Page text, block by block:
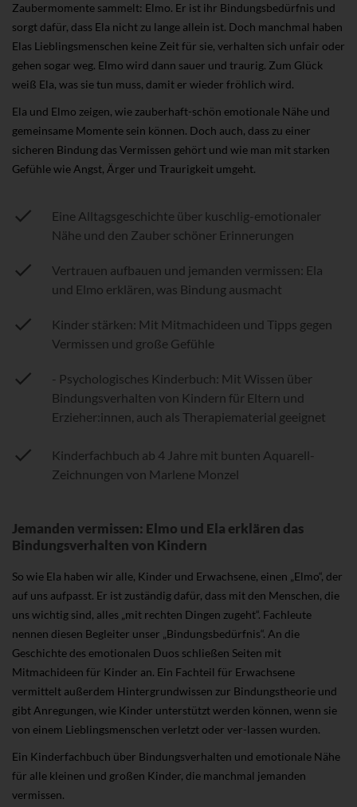
Zaubermomente sammelt: Elmo. Er ist ihr Bindungsbedürfnis und
sorgt dafür, dass Ela nicht zu lange allein ist. Doch manchmal haben
Elas Lieblingsmenschen keine Zeit für sie, verhalten sich unfair oder
gehen sogar weg. Elmo wird dann sauer und traurig. Zum Glück
weiß Ela, was sie tun muss, damit er wieder fröhlich wird.
Ela und Elmo zeigen, wie zauberhaft-schön emotionale Nähe und
gemeinsame Momente sein können. Doch auch, dass zu einer
sicheren Bindung das Vermissen gehört und wie man mit starken
Gefühle wie Angst, Ärger und Traurigkeit umgeht.
Eine Alltagsgeschichte über kuschlig-emotionaler
Nähe und den Zauber schöner Erinnerungen
Vertrauen aufbauen und jemanden vermissen: Ela
und Elmo erklären, was Bindung ausmacht
Kinder stärken: Mit Mitmachideen und Tipps gegen
Vermissen und große Gefühle
- Psychologisches Kinderbuch: Mit Wissen über
Bindungsverhalten von Kindern für Eltern und
Erzieher:innen, auch als Therapiematerial geeignet
Kinderfachbuch ab 4 Jahre mit bunten Aquarell-
Zeichnungen von Marlene Monzel
Jemanden vermissen: Elmo und Ela erklären das
Bindungsverhalten von Kindern
So wie Ela haben wir alle, Kinder und Erwachsene, einen „Elmo“, der
auf uns aufpasst. Er ist zuständig dafür, dass mit den Menschen, die
uns wichtig sind, alles „mit rechten Dingen zugeht“. Fachleute
nennen diesen Begleiter unser „Bindungsbedürfnis“. An die
Geschichte des emotionalen Duos schließen Seiten mit
Mitmachideen für Kinder an. Ein Fachteil für Erwachsene
vermittelt außerdem Hintergrundwissen zur Bindungstheorie und
gibt Anregungen, wie Kinder unterstützt werden können, wenn sie
von einem Lieblingsmenschen verletzt oder ver-lassen wurden.
Ein Kinderfachbuch über Bindungsverhalten und emotionale Nähe
für alle kleinen und großen Kinder, die manchmal jemanden
vermissen.